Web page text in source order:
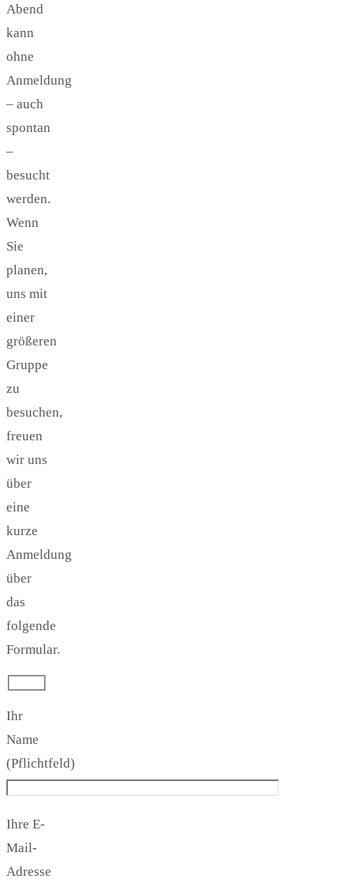
Abend
kann
ohne
Anmeldung
– auch
spontan
–
besucht
werden.
Wenn
Sie
planen,
uns mit
einer
größeren
Gruppe
zu
besuchen,
freuen
wir uns
über
eine
kurze
Anmeldung
über
das
folgende
Formular.
Ihr
Name
(Pflichtfeld)
Ihre E-
Mail-
Adresse